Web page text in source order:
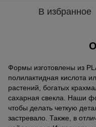
В избранное
Формы изготовлены из
полилактидная кислота
растений, богатых
сахарная свекла. Наши
чтобы делать четкую
застревало. Также, в